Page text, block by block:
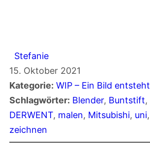
Stefanie
15. Oktober 2021
Kategorie: WIP – Ein Bild entsteht
Schlagwörter: Blender, Buntstift,
DERWENT, malen, Mitsubishi, uni,
zeichnen